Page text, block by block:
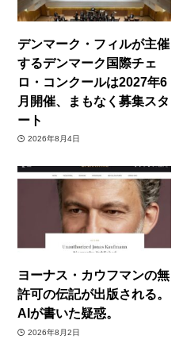
デンマーク・フィルが主催
するデンマーク国際チェ
ロ・コンクールは2027年6
月開催、まもなく募集スタ
ート
2026年8月4日
ヨーナス・カウフマンの無
許可の伝記が出版される。
AIが書いた疑惑。
2026年8月2日